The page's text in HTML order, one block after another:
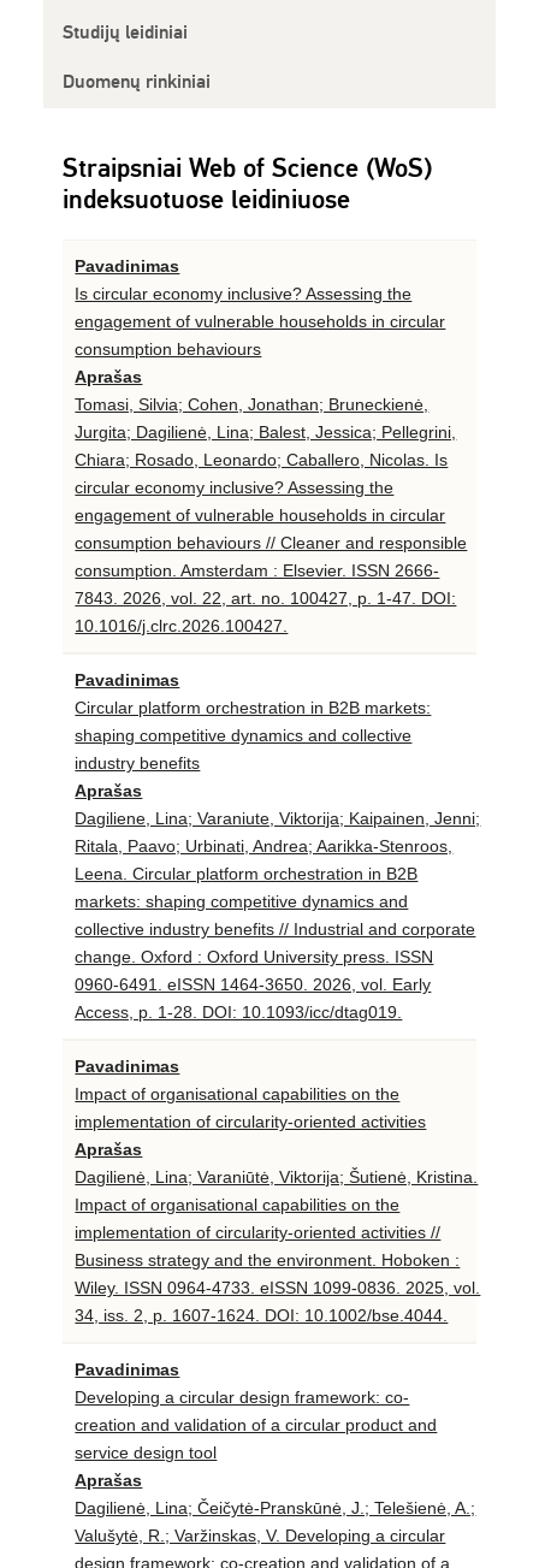
Studijų leidiniai
Duomenų rinkiniai
Straipsniai Web of Science (WoS)
indeksuotuose leidiniuose
Pavadinimas
Is circular economy inclusive? Assessing the
engagement of vulnerable households in circular
consumption behaviours
Aprašas
Tomasi, Silvia; Cohen, Jonathan; Bruneckienė,
Jurgita; Dagilienė, Lina; Balest, Jessica; Pellegrini,
Chiara; Rosado, Leonardo; Caballero, Nicolas. Is
circular economy inclusive? Assessing the
engagement of vulnerable households in circular
consumption behaviours // Cleaner and responsible
consumption. Amsterdam : Elsevier. ISSN 2666-
7843. 2026, vol. 22, art. no. 100427, p. 1-47. DOI:
10.1016/j.clrc.2026.100427.
Pavadinimas
Circular platform orchestration in B2B markets:
shaping competitive dynamics and collective
industry benefits
Aprašas
Dagiliene, Lina; Varaniute, Viktorija; Kaipainen, Jenni;
Ritala, Paavo; Urbinati, Andrea; Aarikka-Stenroos,
Leena. Circular platform orchestration in B2B
markets: shaping competitive dynamics and
collective industry benefits // Industrial and corporate
change. Oxford : Oxford University press. ISSN
0960-6491. eISSN 1464-3650. 2026, vol. Early
Access, p. 1-28. DOI: 10.1093/icc/dtag019.
Pavadinimas
Impact of organisational capabilities on the
implementation of circularity‐oriented activities
Aprašas
Dagilienė, Lina; Varaniūtė, Viktorija; Šutienė, Kristina.
Impact of organisational capabilities on the
implementation of circularity‐oriented activities //
Business strategy and the environment. Hoboken :
Wiley. ISSN 0964-4733. eISSN 1099-0836. 2025, vol.
34, iss. 2, p. 1607-1624. DOI: 10.1002/bse.4044.
Pavadinimas
Developing a circular design framework: co‐
creation and validation of a circular product and
service design tool
Aprašas
Dagilienė, Lina; Čeičytė-Pranskūnė, J.; Telešienė, A.;
Valušytė, R.; Varžinskas, V. Developing a circular
design framework: co‐creation and validation of a